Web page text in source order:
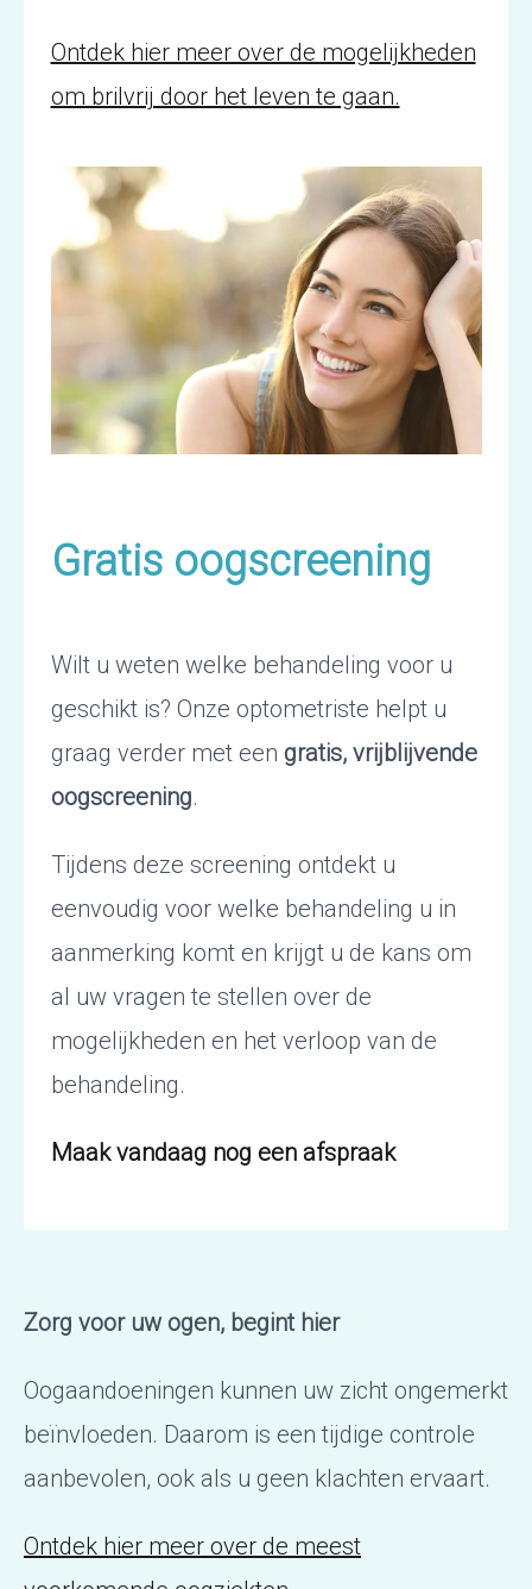
Ontdek hier meer over de mogelijkheden
om brilvrij door het leven te gaan.
Gratis oogscreening
Wilt u weten welke behandeling voor u
geschikt is? Onze optometriste helpt u
graag verder met een gratis, vrijblijvende
oogscreening.
Tijdens deze screening ontdekt u
eenvoudig voor welke behandeling u in
aanmerking komt en krijgt u de kans om
al uw vragen te stellen over de
mogelijkheden en het verloop van de
behandeling.
Maak vandaag nog een afspraak
Zorg voor uw ogen, begint hier
Oogaandoeningen kunnen uw zicht ongemerkt
beïnvloeden. Daarom is een tijdige controle
aanbevolen, ook als u geen klachten ervaart.
Ontdek hier meer over de meest